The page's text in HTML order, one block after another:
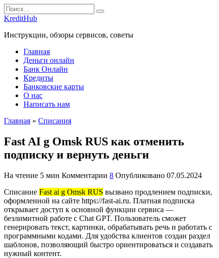
Перейти
к
Search
for:
KreditHub
Инструкции, обзоры сервисов, советы
Главная
Деньги онлайн
Банк Онлайн
Кредиты
Банковские карты
О нас
Написать нам
Главная » Списания
Fast AI g Omsk RUS как отменить
подписку и вернуть деньги
На чтение 5 мин Комментарии 8 Опубликовано 07.05.2024
Списание Fast ai g Omsk RUS вызвано продлением подписки,
оформленной на сайте https://fast-ai.ru. Платная подписка
открывает доступ к основной функции сервиса —
безлимитной работе с Chat GPT. Пользователь сможет
генерировать текст, картинки, обрабатывать речь и работать с
программными кодами. Для удобства клиентов создан раздел
шаблонов, позволяющий быстро ориентироваться и создавать
нужный контент.